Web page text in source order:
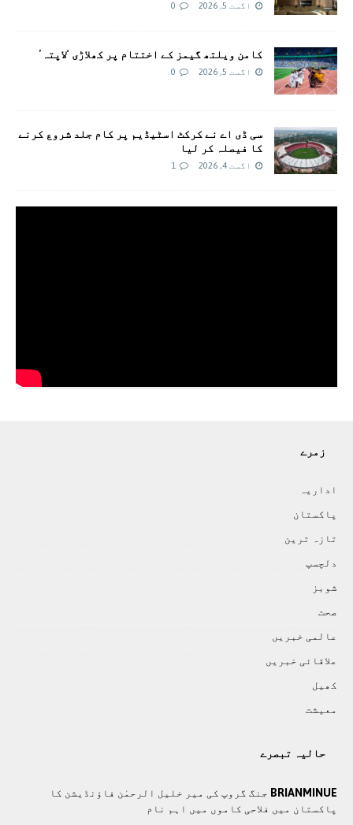
اگست 5, 2026 0
کامن ویلتھ گیمز کے اختتام پر کھلاڑی ‘لاپتہ’
اگست 5, 2026 0
سی ڈی اے نے کرکٹ اسٹیڈیم پر کام جلد شروع کرنے
کا فیصلہ کر لیا
اگست 4, 2026 1
زمرے
اداريہ
پاکستان
تازہ ترين
دلچسپ
شوبز
صحت
عالمی خبريں
علاقائی خبريں
کھيل
معيشت
حالیہ تبصرے
BRIANMINUE جنگ گروپ کی میر خلیل الرحمٰن فاؤنڈیشن کا
پاکستان میں فلاحی کاموں ميں اہم نام